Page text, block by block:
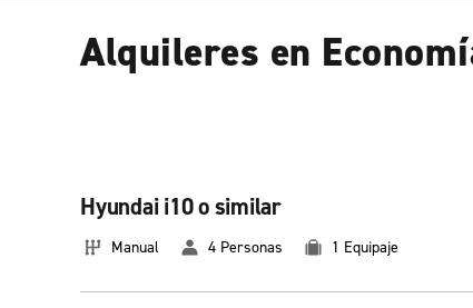
Alquileres en
Hyundai i10 o similar
Manual 4 Personas 1 Equipaje